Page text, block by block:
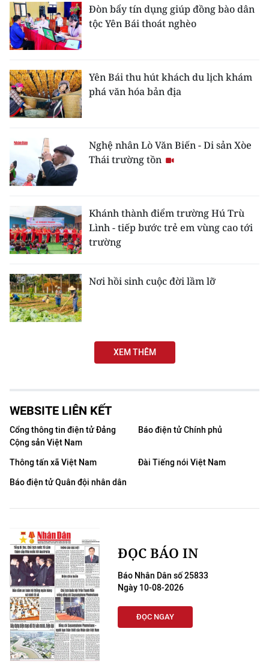
Đòn bẩy tín dụng giúp đồng bào dân
tộc Yên Bái thoát nghèo
Yên Bái thu hút khách du lịch khám
phá văn hóa bản địa
Nghệ nhân Lò Văn Biến - Di sản Xòe
Thái trường tồn
Khánh thành điểm trường Hú Trù
Lình - tiếp bước trẻ em vùng cao tới
trường
Nơi hồi sinh cuộc đời lầm lỡ
XEM THÊM
WEBSITE LIÊN KẾT
Cổng thông tin điện tử Đảng
Cộng sản Việt Nam
Báo điện tử Chính phủ
Thông tấn xã Việt Nam
Đài Tiếng nói Việt Nam
Báo điện tử Quân đội nhân dân
ĐỌC BÁO IN
Báo Nhân Dân số 25833
Ngày 10-08-2026
ĐỌC NGAY